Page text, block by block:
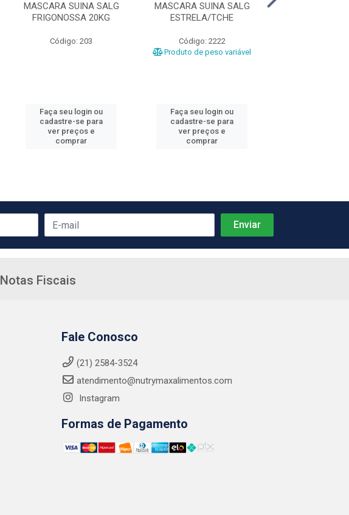
MASCARA SUINA SALG
FRIGONOSSA 20KG
Código: 203
Faça seu login ou
cadastre-se para
ver preços e
comprar
MASCARA SUINA SALG
ESTRELA/TCHE
Código: 2222
Produto de peso variável
Faça seu login ou
cadastre-se para
ver preços e
comprar
Notas Fiscais
Fale Conosco
(21) 2584-3524
atendimento@nutrymaxalimentos.com
Instagram
Formas de Pagamento